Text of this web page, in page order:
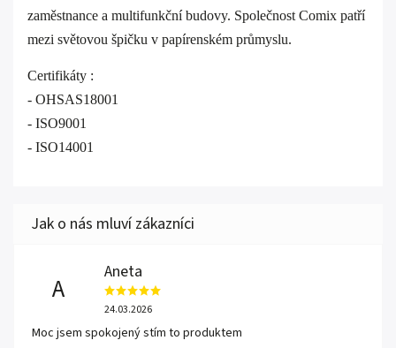
zaměstnance a multifunkční budovy. Společnost Comix patří
mezi světovou špičku v papírenském průmyslu.
Certifikáty :
- OHSAS18001
- ISO9001
- ISO14001
A
Aneta
24.03.2026
Moc jsem spokojený stím to produktem